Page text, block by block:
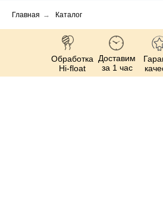
Главная → Каталог
Обработка
Hi-float
Доставим
за 1 час